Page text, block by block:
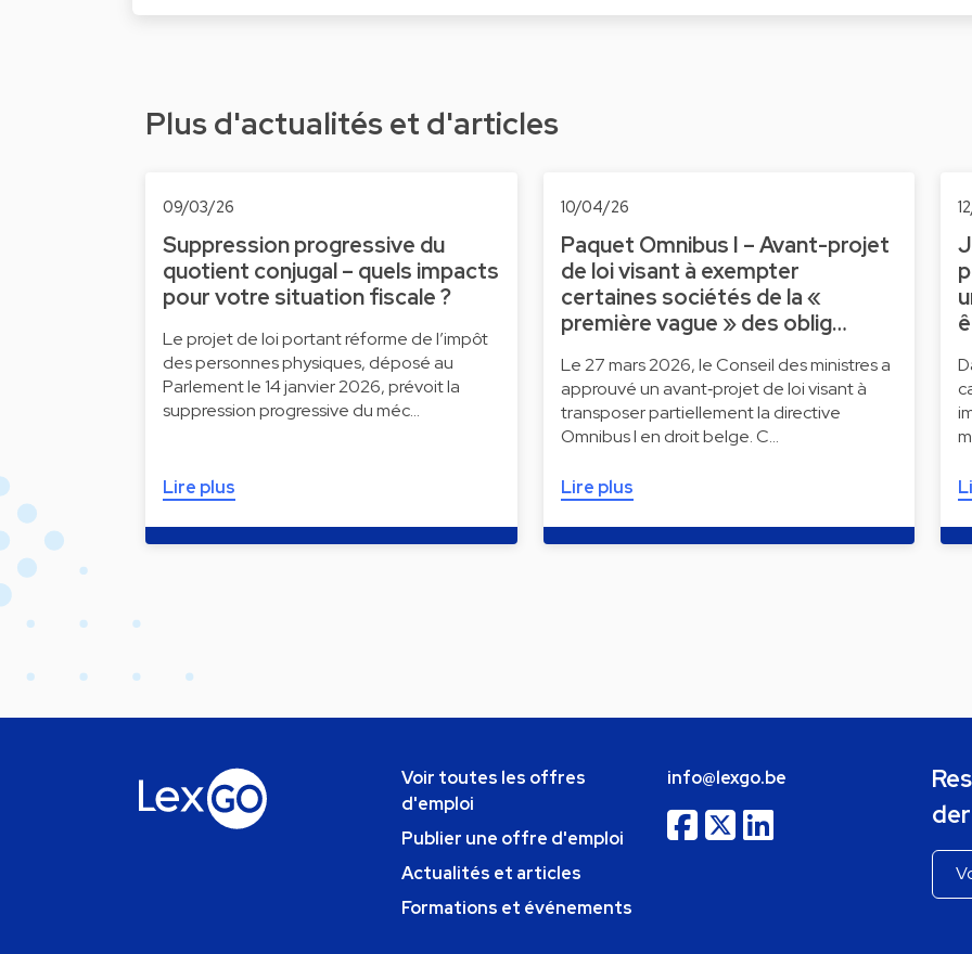
Plus d'actualités et d'articles
09/03/26
Suppression progressive du
quotient conjugal – quels impacts
pour votre situation fiscale ?
Le projet de loi portant réforme de l’impôt
des personnes physiques, déposé au
Parlement le 14 janvier 2026, prévoit la
suppression progressive du méc…
Lire plus
10/04/26
Paquet Omnibus I – Avant-projet
de loi visant à exempter
certaines sociétés de la «
première vague » des oblig…
Le 27 mars 2026, le Conseil des ministres a
approuvé un avant‑projet de loi visant à
transposer partiellement la directive
Omnibus I en droit belge. C…
Lire plus
Voir toutes les offres
d'emploi
Publier une offre d'emploi
Actualités et articles
Formations et événements
info@lexgo.be